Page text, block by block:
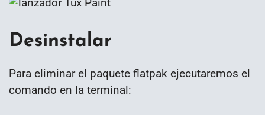
Desinstalar
Para eliminar el paquete flatpak ejecutaremos el
comando en la terminal: